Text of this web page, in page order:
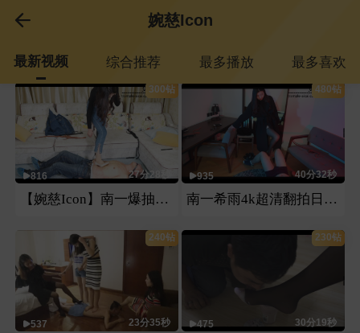
婉慈Icon
最新视频 综合推荐 最多播放 最多喜欢
300钻
816 27分28秒
【婉慈Icon】南一爆抽刑奴（大片第一部）
480钻
935 40分32秒
南一希雨4k超清翻拍日本番号片第一部
240钻
537 23分35秒
230钻
475 30分19秒